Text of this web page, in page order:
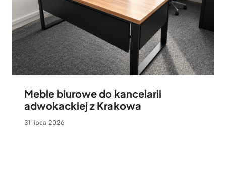
Meble biurowe do kancelarii
adwokackiej z Krakowa
31 lipca 2026